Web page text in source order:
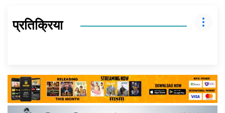
प्रतिक्रिया